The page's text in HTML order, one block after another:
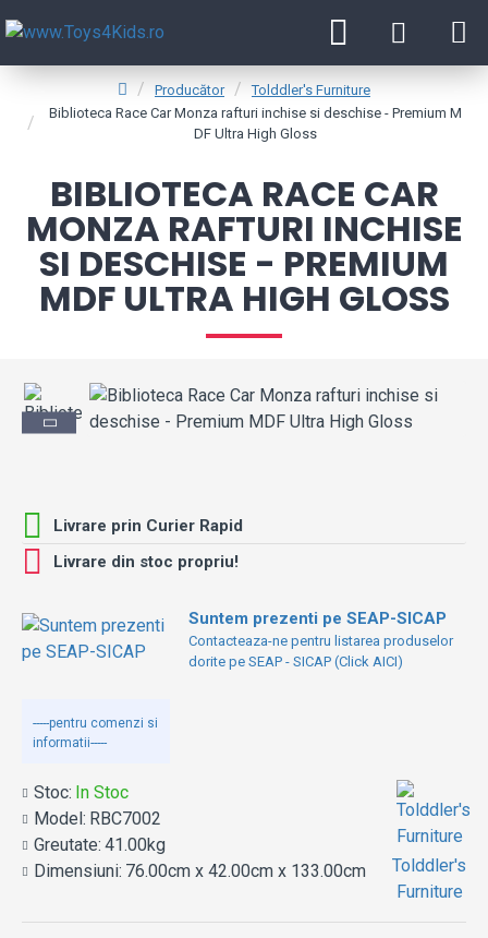
Producător
Tolddler's Furniture
Biblioteca Race Car Monza rafturi inchise si deschise - Premium M
DF Ultra High Gloss
BIBLIOTECA RACE CAR
MONZA RAFTURI INCHISE
SI DESCHISE - PREMIUM
MDF ULTRA HIGH GLOSS
Livrare prin Curier Rapid
Livrare din stoc propriu!
-----pentru comenzi si
informatii-----
Suntem prezenti pe SEAP-SICAP
Contacteaza-ne pentru listarea produselor
dorite pe SEAP - SICAP (Click AICI)
Stoc: In Stoc
Model: RBC7002
Greutate: 41.00kg
Dimensiuni: 76.00cm x 42.00cm x 133.00cm
Tolddler's
Furniture